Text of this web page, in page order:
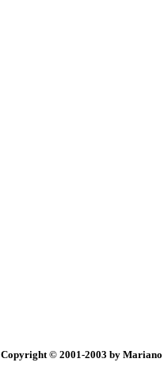
Copyright © 2001-2003 by